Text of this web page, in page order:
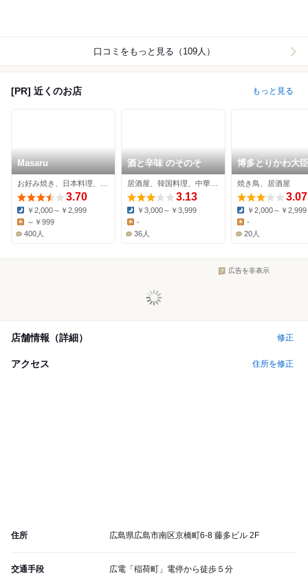
口コミをもっと見る（109人）
[PR] 近くのお店 もっと見る
Masaru
3.70
Dinner:
￥2,000～￥2,999
～￥999
400人
酒と辛味 のそのそ
3.13
Dinner:
￥3,000～￥3,999
-
36人
博多とりかわ大
島駅西店
焼き鳥、居酒屋
3.07
Dinner:
￥2,000～￥2,999
-
20人
広告を非表示
店舗情報（詳細） 修正
アクセス 住所を修正
住所 広島県広島市南区京橋町6-8 藤多ビル 2F
交通手段
広電「稲荷町」電停から徒歩５分